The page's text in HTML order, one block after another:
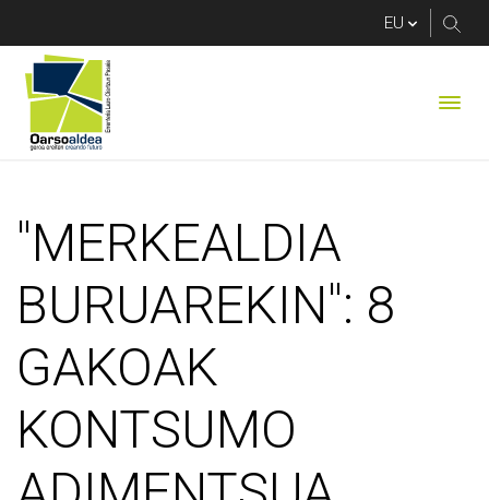
"MERKEALDIA
BURUAREKIN": 8
GAKOAK
KONTSUMO